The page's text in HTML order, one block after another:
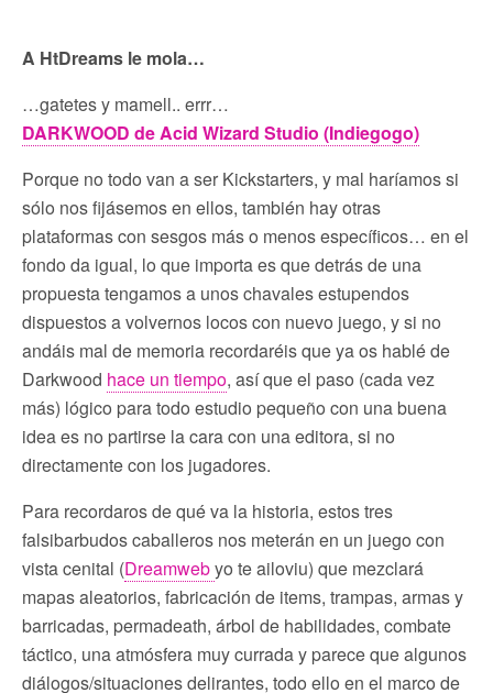
A HtDreams le mola…
…gatetes y mamell.. errr…
DARKWOOD de Acid Wizard Studio (Indiegogo)
Porque no todo van a ser Kickstarters, y mal haríamos si
sólo nos fijásemos en ellos, también hay otras
plataformas con sesgos más o menos específicos… en el
fondo da igual, lo que importa es que detrás de una
propuesta tengamos a unos chavales estupendos
dispuestos a volvernos locos con nuevo juego, y si no
andáis mal de memoria recordaréis que ya os hablé de
Darkwood hace un tiempo, así que el paso (cada vez
más) lógico para todo estudio pequeño con una buena
idea es no partirse la cara con una editora, si no
directamente con los jugadores.
Para recordaros de qué va la historia, estos tres
falsibarbudos caballeros nos meterán en un juego con
vista cenital (Dreamwebyo te ailoviu) que mezclará
mapas aleatorios, fabricación de items, trampas, armas y
barricadas, permadeath, árbol de habilidades, combate
táctico, una atmósfera muy currada y parece que algunos
diálogos/situaciones delirantes, todo ello en el marco de